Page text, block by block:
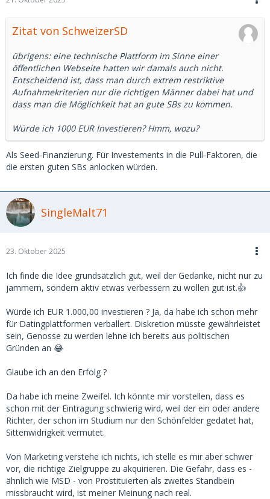
Zitat von SchweizerSD
übrigens: eine technische Plattform im Sinne einer
öffentlichen Webseite hatten wir damals auch nicht.
Entscheidend ist, dass man durch extrem restriktive
Aufnahmekriterien nur die richtigen Männer dabei hat und
dass man die Möglichkeit hat an gute SBs zu kommen.
Würde ich 1000 EUR Investieren? Hmm, wozu?
Als Seed-Finanzierung. Für Investements in die Pull-Faktoren, die
die ersten guten SBs anlocken würden.
SingleMalt71
23. Oktober 2025
Ich finde die Idee grundsätzlich gut, weil der Gedanke, nicht nur zu
jammern, sondern aktiv etwas verbessern zu wollen gut ist.👍
Würde ich EUR 1.000,00 investieren ? Ja, da habe ich schon mehr
für Datingplattformen verballert. Diskretion müsste gewährleistet
sein, Genosse zu werden lehne ich bereits aus politischen
Gründen an 😂
Glaube ich an den Erfolg ?
Da habe ich meine Zweifel. Ich könnte mir vorstellen, dass es
schon mit der Eintragung schwierig wird, weil der ein oder andere
Richter, der schon im Studium nur den Schönfelder gedatet hat,
Sittenwidrigkeit vermutet.
Von Marketing verstehe ich nichts, ich stelle es mir aber schwer
vor, die richtige Zielgruppe zu akquirieren. Die Gefahr, dass es -
ähnlich wie MSD - von Prostituierten als zweites Standbein
missbraucht wird, ist meiner Meinung nach real.